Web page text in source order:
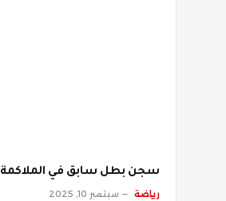
سجن بطل سابق في الملاكمة 10 سنوات لتهريب الكوكايين
رياضة سبتمبر 10, 2025